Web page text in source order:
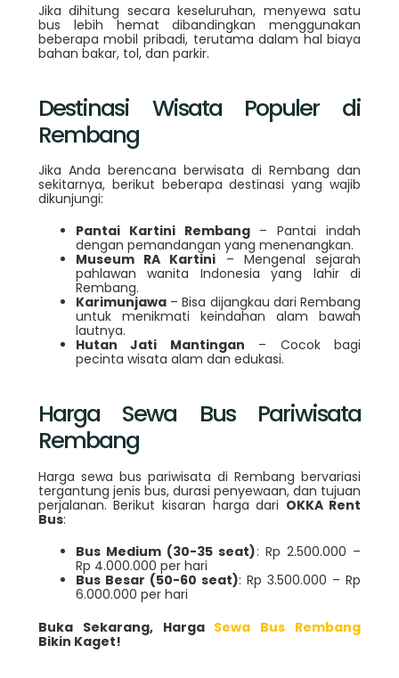
Jika dihitung secara keseluruhan, menyewa satu
bus lebih hemat dibandingkan menggunakan
beberapa mobil pribadi, terutama dalam hal biaya
bahan bakar, tol, dan parkir.
Destinasi Wisata Populer di
Rembang
Jika Anda berencana berwisata di Rembang dan
sekitarnya, berikut beberapa destinasi yang wajib
dikunjungi:
Pantai Kartini Rembang– Pantai indah
dengan pemandangan yang menenangkan.
Museum RA Kartini – Mengenal sejarah
pahlawan wanita Indonesia yang lahir di
Rembang.
Karimunjawa– Bisa dijangkau dari Rembang
untuk menikmati keindahan alam bawah
lautnya.
Hutan Jati Mantingan – Cocok bagi
pecinta wisata alam dan edukasi.
Harga Sewa Bus Pariwisata
Rembang
Harga sewa bus pariwisata di Rembang bervariasi
tergantung jenis bus, durasi penyewaan, dan tujuan
perjalanan. Berikut kisaran harga dari OKKA Rent
Bus:
Bus Medium (30-35 seat): Rp 2.500.000 –
Rp 4.000.000 per hari
Bus Besar (50-60 seat): Rp 3.500.000 – Rp
6.000.000 per hari
Buka Sekarang, Harga Sewa Bus Rembang
Bikin Kaget!